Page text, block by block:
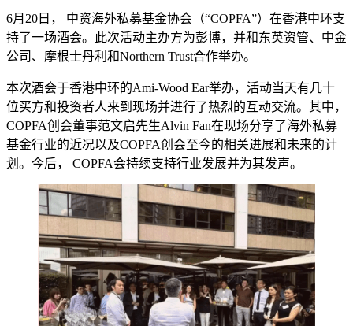
6月20日， 中资海外私募基金协会（“COPFA”）在香港中环支
持了一场酒会。此次活动主办方为彭博，并和东英资管、中金
公司、摩根士丹利和Northern Trust合作举办。
本次酒会于香港中环的Ami-Wood Ear举办，活动当天有几十
位买方和投资者人来到现场并进行了热烈的互动交流。其中，
COPFA创会董事范文启先生Alvin Fan在现场分享了海外私募
基金行业的近况以及COPFA创会至今的相关进展和未来的计
划。今后， COPFA会持续支持行业发展并为其发声。